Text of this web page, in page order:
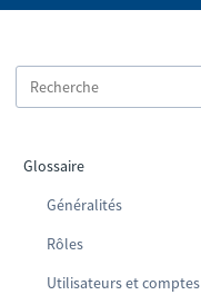
Glossaire
Généralités
Rôles
Utilisateurs et comptes